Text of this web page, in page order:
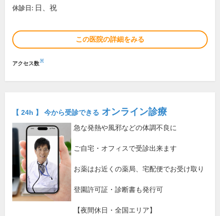
休診日: 日、祝
この医院の詳細をみる
アクセス数※
【 24h 】 今から受診できる オンライン診療
急な発熱や風邪などの体調不良に
ご自宅・オフィスで受診出来ます
お薬はお近くの薬局、宅配便でお受け取り
登園許可証・診断書も発行可
【夜間休日・全国エリア】